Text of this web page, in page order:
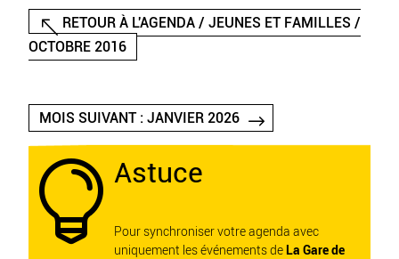
RETOUR À L'AGENDA / JEUNES ET FAMILLES /
OCTOBRE 2016
MOIS SUIVANT : JANVIER 2026
 Astuce
Pour synchroniser votre agenda avec
uniquement les événements de La Gare de